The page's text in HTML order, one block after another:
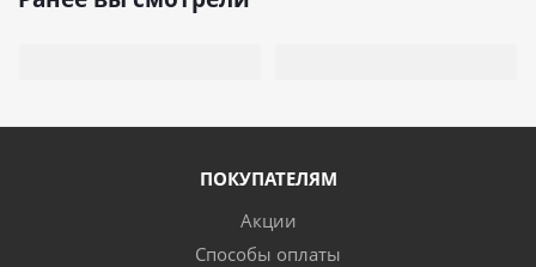
ПОКУПАТЕЛЯМ
Акции
Способы оплаты